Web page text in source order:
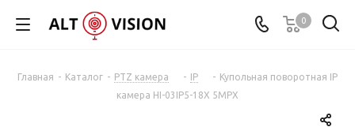
0
Главная - Каталог - PTZ камера - IP - Купольная поворотная IP
камера HI-03IP5-18X 5MPX